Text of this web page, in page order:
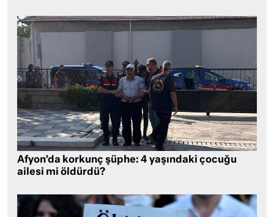
Afyon’da korkunç şüphe: 4 yaşındaki çocuğu
ailesi mi öldürdü?